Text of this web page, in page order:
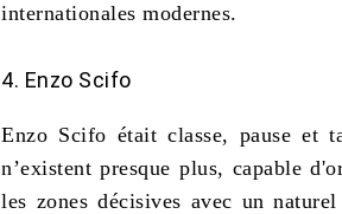
internationales modernes.
4. Enzo Scifo
Enzo Scifo était classe, pause et
n’existent presque plus, capable
les zones décisives avec un